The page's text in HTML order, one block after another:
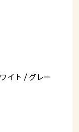
イト / グレー